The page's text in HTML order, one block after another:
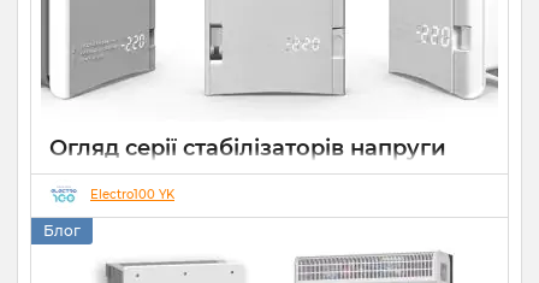
Огляд серії стабілізаторів напруги
Елекс АНТС: більше ніж просто
захист
22 07 2026
Electro100 YK
Блог